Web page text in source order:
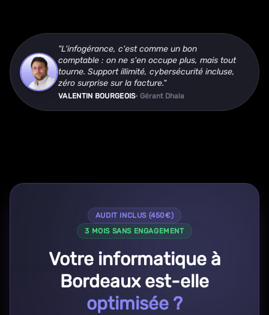
"L'infogérance, c'est comme un bon
comptable : on ne s'en occupe plus, mais tout
tourne. Support illimité, cybersécurité incluse,
zéro surprise sur la facture."
VALENTIN BOURGEOIS• Gérant Dhala
AUDIT INCLUS (450€)
3 MOIS SANS ENGAGEMENT
Votre informatique à
Bordeaux est-elle
optimisée ?